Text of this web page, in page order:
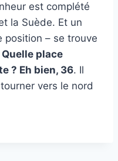
est complété
la Suède. Et un
position – se trouve
Quelle place
? Eh bien, 36. Il
vers le nord